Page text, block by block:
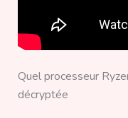
Quel processeur
décryptée